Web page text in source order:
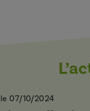
le 07/10/2024